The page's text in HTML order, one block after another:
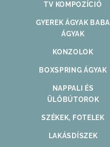
TV KOMPOZÍCIÓ
GYEREK ÁGYAK BABA
ÁGYAK
KONZOLOK
BOXSPRING ÁGYAK
NAPPALI ÉS
ÜLŐBÚTOROK
SZÉKEK, FOTELEK
LAKÁSDÍSZEK